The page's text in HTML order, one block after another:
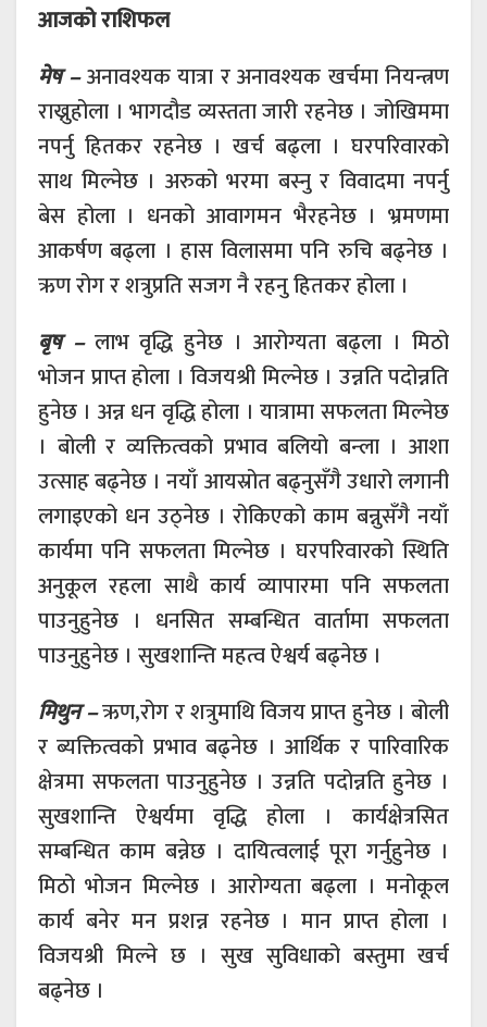
आजको राशिफल
मेष –अनावश्यक यात्रा र अनावश्यक खर्चमा नियन्त्रण
राख्नुहोला । भागदौड व्यस्तता जारी रहनेछ । जोखिममा
नपर्नु हितकर रहनेछ । खर्च बढ्ला । घरपरिवारको
साथ मिल्नेछ । अरुको भरमा बस्नु र विवादमा नपर्नु
बेस होला । धनको आवागमन भैरहनेछ । भ्रमणमा
आकर्षण बढ्ला । हास विलासमा पनि रुचि बढ्नेछ ।
ऋण रोग र शत्रुप्रति सजग नै रहनु हितकर होला ।
बृष –लाभ वृद्धि हुनेछ । आरोग्यता बढ्ला । मिठो
भोजन प्राप्त होला । विजयश्री मिल्नेछ । उन्नति पदोन्नति
हुनेछ । अन्न धन वृद्धि होला । यात्रामा सफलता मिल्नेछ
। बोली र व्यक्तित्वको प्रभाव बलियो बन्ला । आशा
उत्साह बढ्नेछ । नयाँ आयस्रोत बढ्नुसँगै उधारो लगानी
लगाइएको धन उठ्नेछ । रोकिएको काम बन्नुसँगै नयाँ
कार्यमा पनि सफलता मिल्नेछ । घरपरिवारको स्थिति
अनुकूल रहला साथै कार्य व्यापारमा पनि सफलता
पाउनुहुनेछ । धनसित सम्बन्धित वार्तामा सफलता
पाउनुहुनेछ । सुखशान्ति महत्व ऐश्वर्य बढ्नेछ ।
मिथुन –ऋण,रोग र शत्रुमाथि विजय प्राप्त हुनेछ । बोली
र ब्यक्तित्वको प्रभाव बढ्नेछ । आर्थिक र पारिवारिक
क्षेत्रमा सफलता पाउनुहुनेछ । उन्नति पदोन्नति हुनेछ ।
सुखशान्ति ऐश्वर्यमा वृद्धि होला । कार्यक्षेत्रसित
सम्बन्धित काम बन्नेछ । दायित्वलाई पूरा गर्नुहुनेछ ।
मिठो भोजन मिल्नेछ । आरोग्यता बढ्ला । मनोकूल
कार्य बनेर मन प्रशन्न रहनेछ । मान प्राप्त होला ।
विजयश्री मिल्ने छ । सुख सुविधाको बस्तुमा खर्च
बढ्नेछ ।